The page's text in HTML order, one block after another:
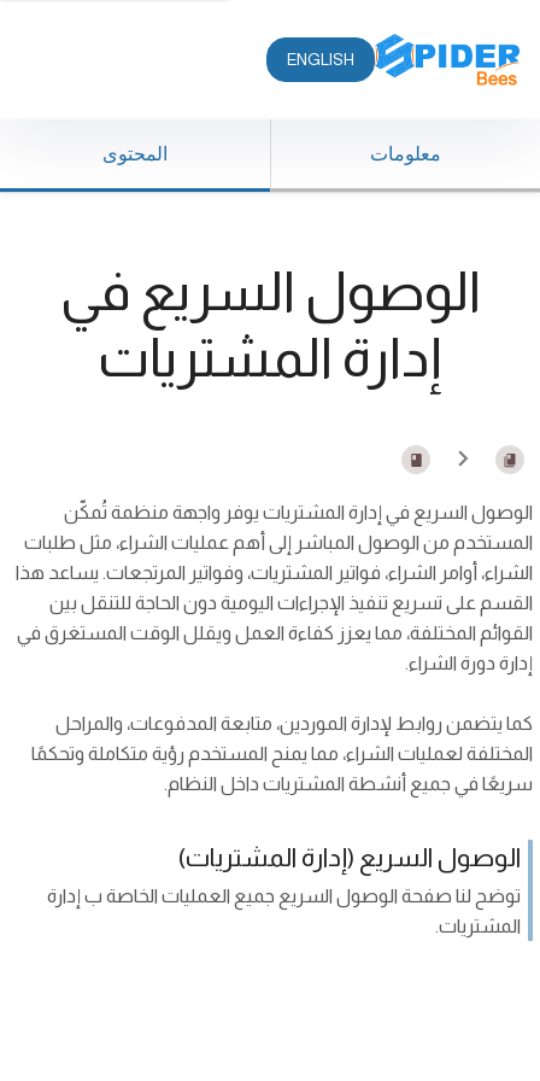
ENGLISH
معلومات المحتوى
الوصول السريع في
إدارة المشتريات
الوصول السريع في إدارة المشتريات يوفر واجهة منظمة تُمكّن
المستخدم من الوصول المباشر إلى أهم عمليات الشراء، مثل طلبات
الشراء، أوامر الشراء، فواتير المشتريات، وفواتير المرتجعات. يساعد هذا
القسم على تسريع تنفيذ الإجراءات اليومية دون الحاجة للتنقل بين
القوائم المختلفة، مما يعزز كفاءة العمل ويقلل الوقت المستغرق في
إدارة دورة الشراء.
كما يتضمن روابط لإدارة الموردين، متابعة المدفوعات، والمراحل
المختلفة لعمليات الشراء، مما يمنح المستخدم رؤية متكاملة وتحكمًا
سريعًا في جميع أنشطة المشتريات داخل النظام.
الوصول السريع (إدارة المشتريات)
توضح لنا صفحة الوصول السريع جميع العمليات الخاصة ب إدارة
المشتريات.